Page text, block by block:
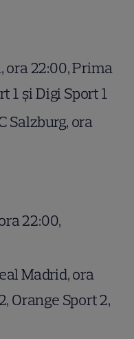
ora 22:00, Prima
1 şi Digi Sport 1
Salzburg, ora
22:00,
Madrid, ora
Orange Sport 2,